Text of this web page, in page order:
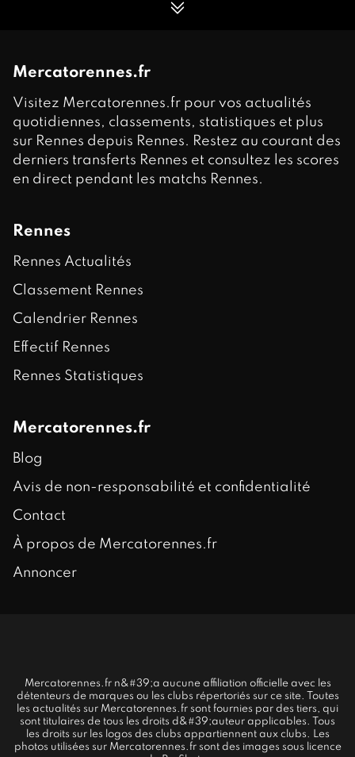
Mercatorennes.fr
Visitez Mercatorennes.fr pour vos actualités
quotidiennes, classements, statistiques et plus
sur Rennes depuis Rennes. Restez au courant des
derniers transferts Rennes et consultez les scores
en direct pendant les matchs Rennes.
Rennes
Rennes Actualités
Classement Rennes
Calendrier Rennes
Effectif Rennes
Rennes Statistiques
Mercatorennes.fr
Blog
Avis de non-responsabilité et confidentialité
Contact
À propos de Mercatorennes.fr
Annoncer
Mercatorennes.fr n&#39;a aucune affiliation officielle avec les
détenteurs de marques ou les clubs répertoriés sur ce site. Toutes
les actualités sur Mercatorennes.fr sont fournies par des tiers, qui
sont titulaires de tous les droits d&#39;auteur applicables. Tous
les droits sur les logos des clubs appartiennent aux clubs. Les
photos utilisées sur Mercatorennes.fr sont des images sous licence